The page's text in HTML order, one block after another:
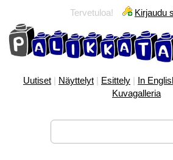
Tervetuloa! Kirjaudu
Uutiset | Näyttelyt | Esittely | In
Kuvagalleria